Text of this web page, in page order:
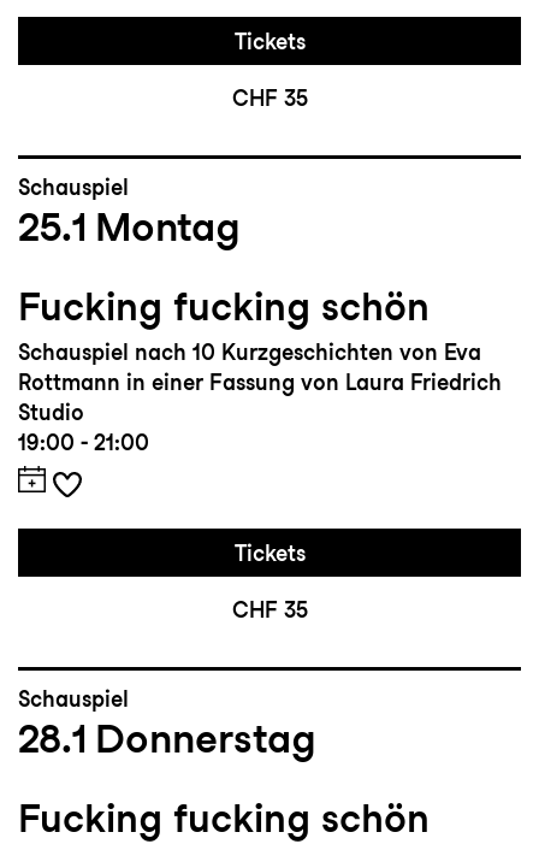
Tickets
CHF 35
Schauspiel
25.1 Montag
Fucking fucking schön
Schauspiel nach 10 Kurzgeschichten von Eva
Rottmann in einer Fassung von Laura Friedrich
Studio
19:00 - 21:00
Tickets
CHF 35
Schauspiel
28.1 Donnerstag
Fucking fucking schön